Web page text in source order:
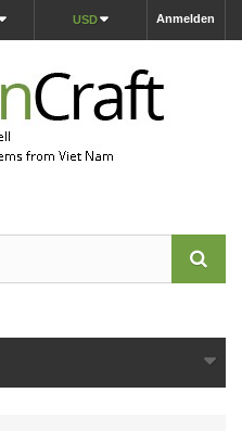
Anmelden
USD